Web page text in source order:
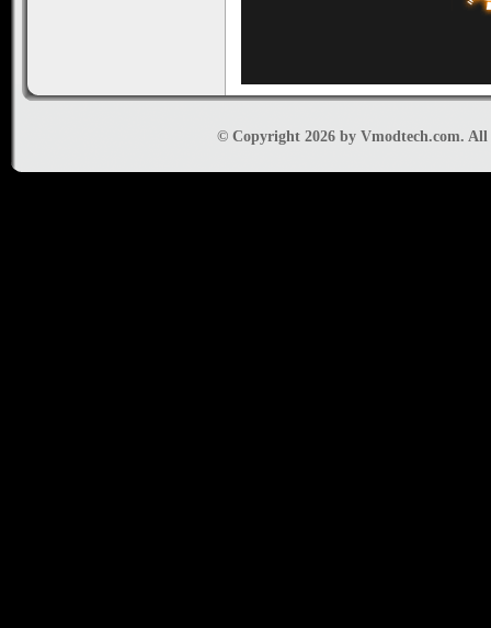
© Copyright 2026 by Vmodtech.com.